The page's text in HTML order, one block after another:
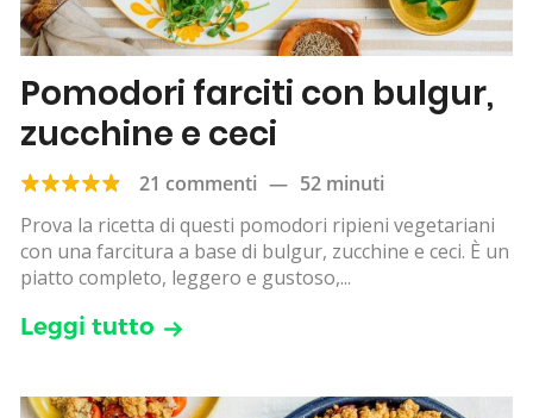
Pomodori farciti con bulgur,
zucchine e ceci
21 commenti — 52 minuti
Prova la ricetta di questi pomodori ripieni vegetariani
con una farcitura a base di bulgur, zucchine e ceci. È un
piatto completo, leggero e gustoso,...
Leggi tutto